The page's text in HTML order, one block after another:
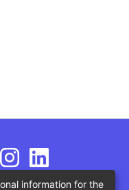
information for the